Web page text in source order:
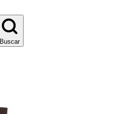
Buscar